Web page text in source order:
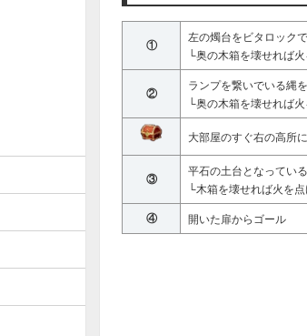
①
左の燭台をビタロック
└奥の木箱を壊せれば
②
ランプを繋いでいる縄
└奥の木箱を壊せれば
大部屋のすぐ右の高所
③
平石の土台となってい
└木箱を壊せれば火を
④ 開いた扉からゴール